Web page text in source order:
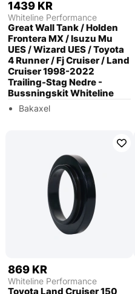
1439 KR
Whiteline Performance
Great Wall Tank / Holden
Frontera MX / Isuzu Mu
UES / Wizard UES / Toyota
4 Runner / Fj Cruiser / Land
Cruiser 1998-2022
Trailing-Stag Nedre -
Bussningskit Whiteline
Bakaxel
869 KR
Whiteline Performance
Toyota Land Cruiser 150